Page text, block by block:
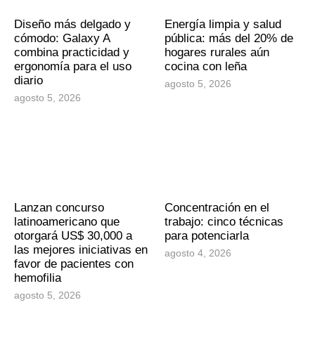
Diseño más delgado y
cómodo: Galaxy A
combina practicidad y
ergonomía para el uso
diario
agosto 5, 2026
Energía limpia y salud
pública: más del 20% de
hogares rurales aún
cocina con leña
agosto 5, 2026
Lanzan concurso
latinoamericano que
otorgará US$ 30,000 a
las mejores iniciativas en
favor de pacientes con
hemofilia
agosto 5, 2026
Concentración en el
trabajo: cinco técnicas
para potenciarla
agosto 4, 2026